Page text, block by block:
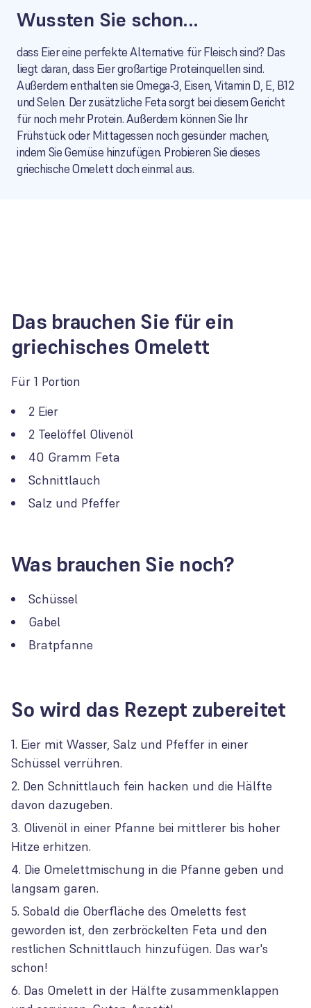
Wussten Sie schon...
dass Eier eine perfekte Alternative für Fleisch sind? Das
liegt daran, dass Eier großartige Proteinquellen sind.
Außerdem enthalten sie Omega-3, Eisen, Vitamin D, E, B12
und Selen. Der zusätzliche Feta sorgt bei diesem Gericht
für noch mehr Protein. Außerdem können Sie Ihr
Frühstück oder Mittagessen noch gesünder machen,
indem Sie Gemüse hinzufügen. Probieren Sie dieses
griechische Omelett doch einmal aus.
Das brauchen Sie für ein
griechisches Omelett
Für 1 Portion
2 Eier
2 Teelöffel Olivenöl
40 Gramm Feta
Schnittlauch
Salz und Pfeffer
Was brauchen Sie noch?
Schüssel
Gabel
Bratpfanne
So wird das Rezept zubereitet
Eier mit Wasser, Salz und Pfeffer in einer
Schüssel verrühren.
Den Schnittlauch fein hacken und die Hälfte
davon dazugeben.
Olivenöl in einer Pfanne bei mittlerer bis hoher
Hitze erhitzen.
Die Omelettmischung in die Pfanne geben und
langsam garen.
Sobald die Oberfläche des Omeletts fest
geworden ist, den zerbröckelten Feta und den
restlichen Schnittlauch hinzufügen. Das war's
schon!
Das Omelett in der Hälfte zusammenklappen